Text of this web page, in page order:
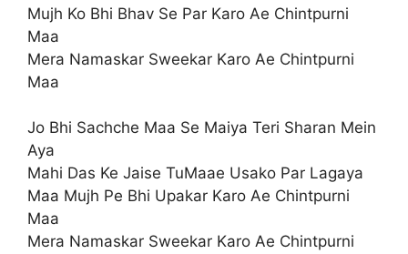
Mujh Ko Bhi Bhav Se Par Karo Ae Chintpurni
Maa
Mera Namaskar Sweekar Karo Ae Chintpurni
Maa
Jo Bhi Sachche Maa Se Maiya Teri Sharan Mein
Aya
Mahi Das Ke Jaise TuMaae Usako Par Lagaya
Maa Mujh Pe Bhi Upakar Karo Ae Chintpurni
Maa
Mera Namaskar Sweekar Karo Ae Chintpurni